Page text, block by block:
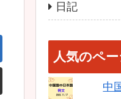
日記
人気のペ
中